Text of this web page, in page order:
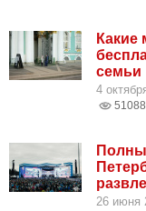
Какие
семьи
4
51088
26 июня